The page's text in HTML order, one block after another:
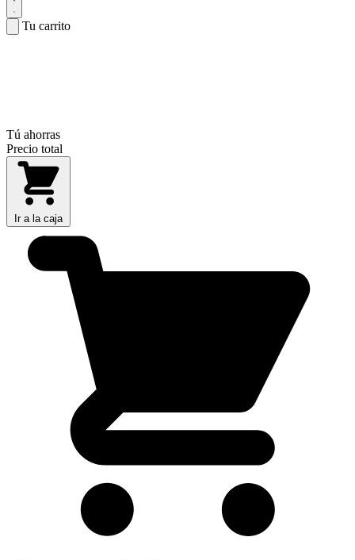
Tu carrito
Tú ahorras
Precio total
Ir a la caja